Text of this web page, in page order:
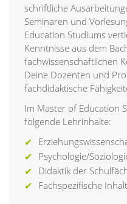
schriftliche
Seminaren und
Education Studiums
Kenntnisse aus dem
fachwissenschaftlichen
Deine Dozenten und
fachdidaktische
Im Master of Education
folgende Lehrinhalte:
Psychologie/
Didaktik der
Fachspezifische